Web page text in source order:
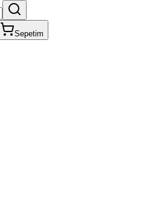
Sepetim